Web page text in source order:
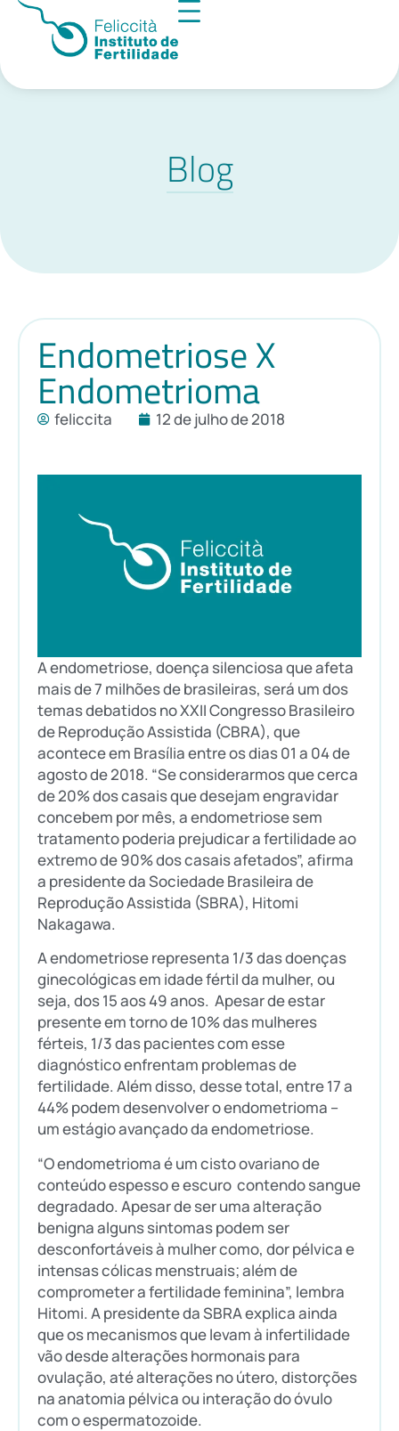
Blog
Endometriose X
Endometrioma
feliccita 12 de julho de 2018
A endometriose, doença silenciosa que afeta
mais de 7 milhões de brasileiras, será um dos
temas debatidos no XXII Congresso Brasileiro
de Reprodução Assistida (CBRA), que
acontece em Brasília entre os dias 01 a 04 de
agosto de 2018. “Se considerarmos que cerca
de 20% dos casais que desejam engravidar
concebem por mês, a endometriose sem
tratamento poderia prejudicar a fertilidade ao
extremo de 90% dos casais afetados”, afirma
a presidente da Sociedade Brasileira de
Reprodução Assistida (SBRA), Hitomi
Nakagawa.
A endometriose representa 1/3 das doenças
ginecológicas em idade fértil da mulher, ou
seja, dos 15 aos 49 anos. Apesar de estar
presente em torno de 10% das mulheres
férteis, 1/3 das pacientes com esse
diagnóstico enfrentam problemas de
fertilidade. Além disso, desse total, entre 17 a
44% podem desenvolver o endometrioma –
um estágio avançado da endometriose.
“O endometrioma é um cisto ovariano de
conteúdo espesso e escuro contendo sangue
degradado. Apesar de ser uma alteração
benigna alguns sintomas podem ser
desconfortáveis à mulher como, dor pélvica e
intensas cólicas menstruais; além de
comprometer a fertilidade feminina”, lembra
Hitomi. A presidente da SBRA explica ainda
que os mecanismos que levam à infertilidade
vão desde alterações hormonais para
ovulação, até alterações no útero, distorções
na anatomia pélvica ou interação do óvulo
com o espermatozoide.